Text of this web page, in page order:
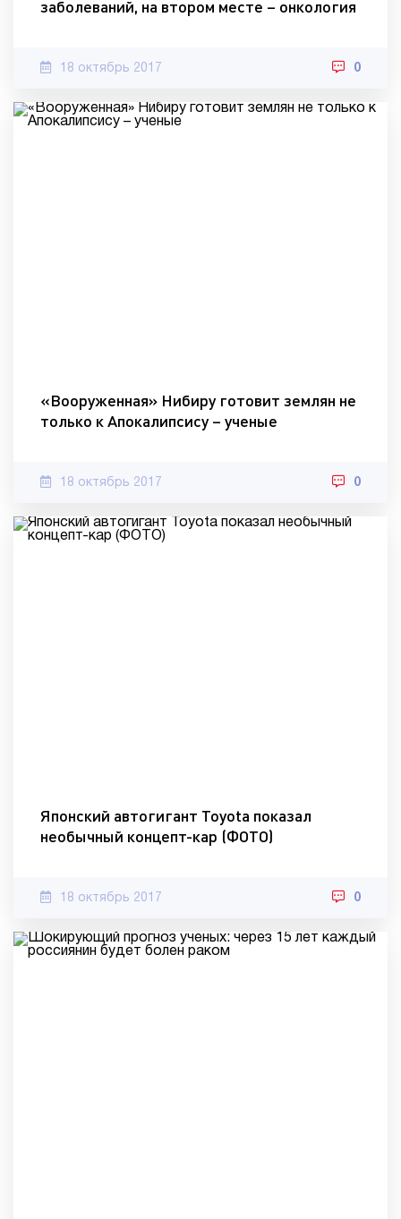
заболеваний, на втором месте – онкология
18 октябрь 2017 0
«Вооруженная» Нибиру готовит землян не
только к Апокалипсису – ученые
18 октябрь 2017 0
Японский автогигант Toyota показал
необычный концепт-кар (ФОТО)
18 октябрь 2017 0